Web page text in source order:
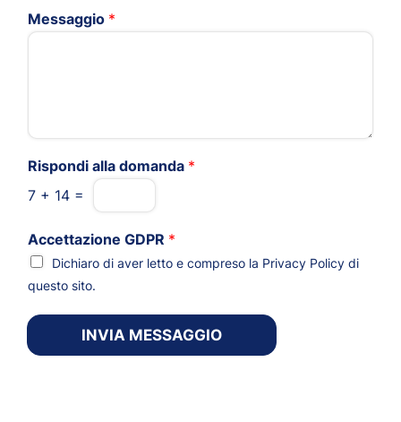
Messaggio *
Rispondi alla domanda *
7 + 14 =
Accettazione GDPR *
Dichiaro di aver letto e compreso la Privacy Policy di
questo sito.
INVIA MESSAGGIO